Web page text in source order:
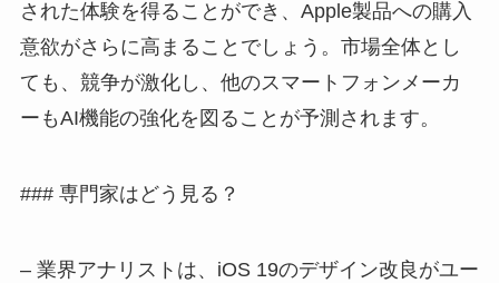
された体験を得ることができ、Apple製品への購入
意欲がさらに高まることでしょう。市場全体とし
ても、競争が激化し、他のスマートフォンメーカ
ーもAI機能の強化を図ることが予測されます。
### 専門家はどう見る？
– 業界アナリストは、iOS 19のデザイン改良がユー